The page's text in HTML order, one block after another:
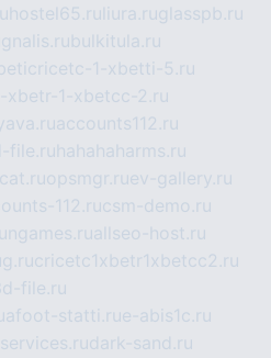
hostel65.ru liura.ruglasspb.ru
gnalis.rubulkitula.ru
1-xbetti-5.ru
xbetr-1-xbetcc-2.ru
accounts112.ru
file.ru hahahaharms.ru
opsmgr.ruev-gallery.ru
112.rucsm-demo.ru
allseo-host.ru
cricetc1xbetr1xbetcc2.ru
file.ru
statti.rue-abis1c.ru
dark-sand.ru